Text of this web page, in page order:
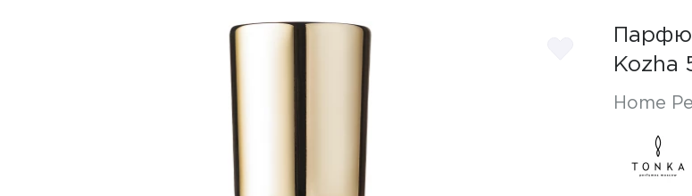
Kozha
Home